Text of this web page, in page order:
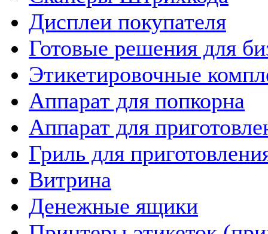
Дисплеи покупателя
Готовые решения для
Этикетировочные
Аппарат для попкорна
Аппарат для
Гриль для
Витрина
Денежные ящики